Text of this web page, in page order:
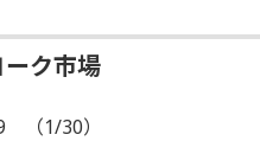
ーク市場
1/30）